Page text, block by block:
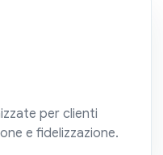
per clienti
e fidelizzazione.